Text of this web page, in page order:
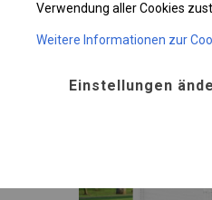
Verwendung aller Cookies
Weitere Informationen zur
Einstellungen